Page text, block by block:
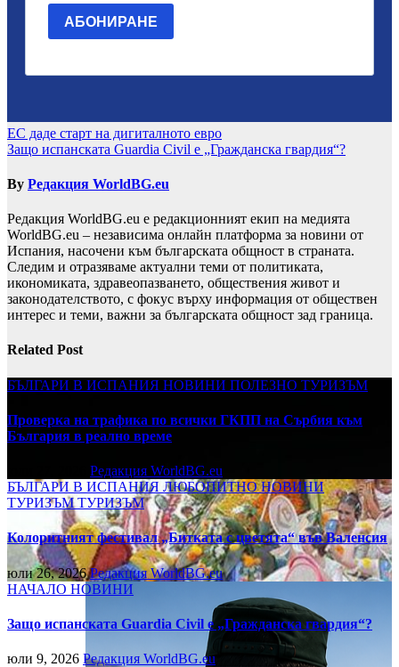
Навигация
ЕС даде старт на дигиталното евро
Защо испанската Guardia Civil е „Гражданска гвардия“?
By Редакция WorldBG.eu
Редакция WorldBG.eu е редакционният екип на медията
WorldBG.eu – независима онлайн платформа за новини от
Испания, насочени към българската общност в страната.
Следим и отразяваме актуални теми от политиката,
икономиката, здравеопазването, обществения живот и
законодателството, с фокус върху информация от обществен
интерес и теми, важни за българската общност зад граница.
Related Post
БЪЛГАРИ В ИСПАНИЯ НОВИНИ ПОЛЕЗНО ТУРИЗЪМ
Проверка на трафика по всички ГКПП на Сърбия към
България в реално време
Редакция WorldBG.eu
БЪЛГАРИ В ИСПАНИЯ ЛЮБОПИТНОНОВИНИ
ТУРИЗЪМТУРИЗЪМ
Колоритният фестивал „Битката с цветята“ във Валенсия
юли 26, 2026Редакция WorldBG.eu
НАЧАЛО НОВИНИ
Защо испанската Guardia Civil е „Гражданска гвардия“?
юли 9, 2026 Редакция WorldBG.eu